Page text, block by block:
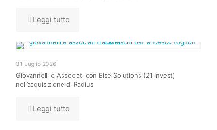
Leggi tutto
31 Luglio 2026
Giovannelli e Associati con Else Solutions (21 Invest)
nell’acquisizione di Radius
Leggi tutto